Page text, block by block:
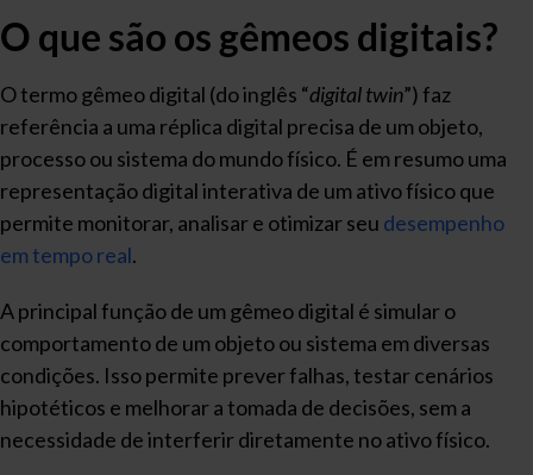
O que são os gêmeos digitais?
O termo gêmeo digital (do inglês “digital twin”) faz
referência a uma réplica digital precisa de um objeto,
processo ou sistema do mundo físico. É em resumo uma
representação digital interativa de um ativo físico que
permite monitorar, analisar e otimizar seu desempenho
em tempo real.
A principal função de um gêmeo digital é simular o
comportamento de um objeto ou sistema em diversas
condições. Isso permite prever falhas, testar cenários
hipotéticos e melhorar a tomada de decisões, sem a
necessidade de interferir diretamente no ativo físico.